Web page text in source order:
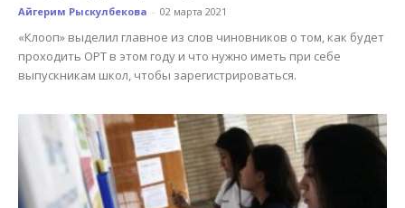
Айгерим Рыскулбекова - 02 марта 2021
«Клооп» выделил главное из слов чиновников о том, как будет
проходить ОРТ в этом году и что нужно иметь при себе
выпускникам школ, чтобы зарегистрироваться.